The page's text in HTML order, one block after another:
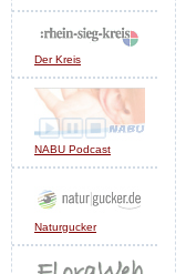
Der Kreis
NABU Podcast
Naturgucker